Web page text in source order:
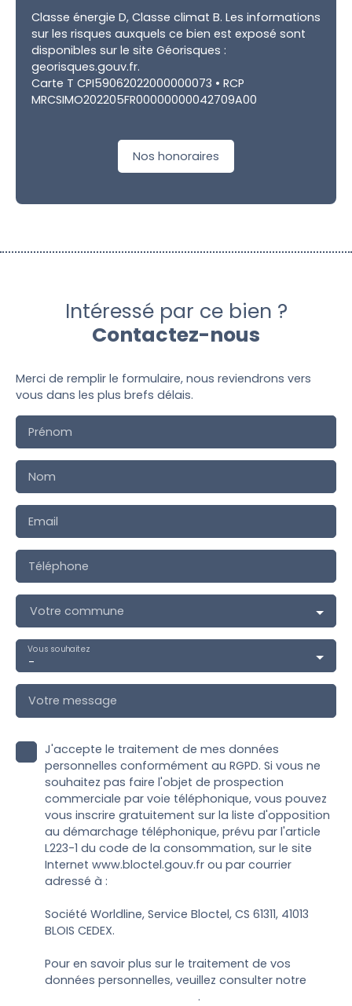
Classe énergie D, Classe climat B. Les informations
sur les risques auxquels ce bien est exposé sont
disponibles sur le site Géorisques :
georisques.gouv.fr.
Carte T CPI59062022000000073 • RCP
MRCSIMO202205FR00000000042709A00
Nos honoraires
Intéressé par ce bien ?
Contactez-nous
Merci de remplir le formulaire, nous reviendrons vers
vous dans les plus brefs délais.
Prénom
Nom
Email
Téléphone
Votre commune
-
Vous souhaitez
Votre message
J'accepte le traitement de mes données
personnelles conformément au RGPD. Si vous ne
souhaitez pas faire l'objet de prospection
commerciale par voie téléphonique, vous pouvez
vous inscrire gratuitement sur la liste d'opposition
au démarchage téléphonique, prévu par l'article
L223-1 du code de la consommation, sur le site
Internet www.bloctel.gouv.fr ou par courrier
adressé à :
Société Worldline, Service Bloctel, CS 61311, 41013
BLOIS CEDEX.
Pour en savoir plus sur le traitement de vos
données personnelles, veuillez consulter notre
.